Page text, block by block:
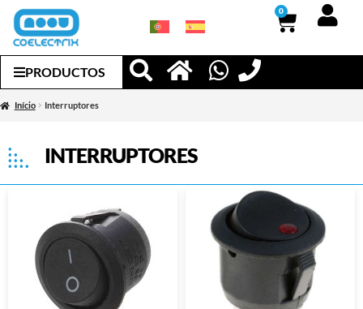
0
PRODUCTOS
Início Interruptores
INTERRUPTORES